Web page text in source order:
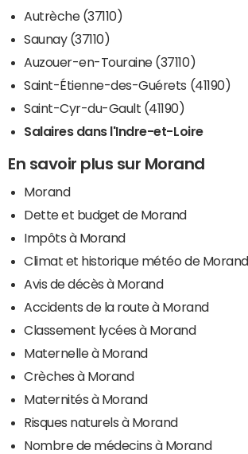
Autrèche (37110)
Saunay (37110)
Auzouer-en-Touraine (37110)
Saint-Étienne-des-Guérets (41190)
Saint-Cyr-du-Gault (41190)
Salaires dans l'Indre-et-Loire
En savoir plus sur Morand
Morand
Dette et budget de Morand
Impôts à Morand
Climat et historique météo de Morand
Avis de décès à Morand
Accidents de la route à Morand
Classement lycées à Morand
Maternelle à Morand
Crèches à Morand
Maternités à Morand
Risques naturels à Morand
Nombre de médecins à Morand